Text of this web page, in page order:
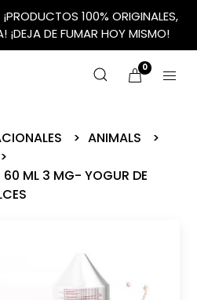
100% ORIGINALES,
¡DEJA DE FUMAR HOY MISMO!
0
ANIMALS
60 ML 3 MG- YOGUR DE